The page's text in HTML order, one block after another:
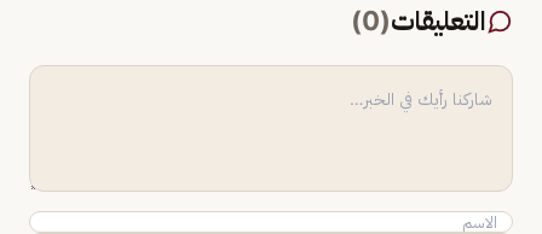
التعليقات(
0
)